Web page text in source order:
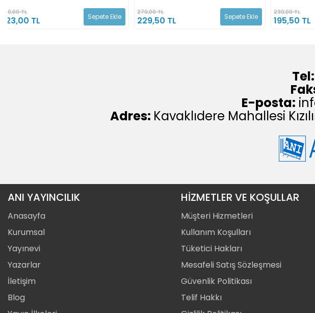
270,00 TL
229,50 TL Sepete Ekle
230,00 TL
195,50 TL Sepete Ekle
260,00 TL
221,00 TL
Tel:
E-posta:
Adres: Kavaklıdere Mahallesi
ANI YAYINCILIK
Anasayfa
Kurumsal
Yayınevi
Yazarlar
İletişim
Blog
HİZMETLER VE KOŞULLAR
Müşteri Hizmetleri
Kullanım Koşulları
Tüketici Hakları
Mesafeli Satış Sözleşmesi
Güvenlik Politikası
Telif Hakkı